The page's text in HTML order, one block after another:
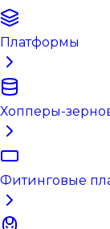
Платформы
Хопперы-
Фитинговые